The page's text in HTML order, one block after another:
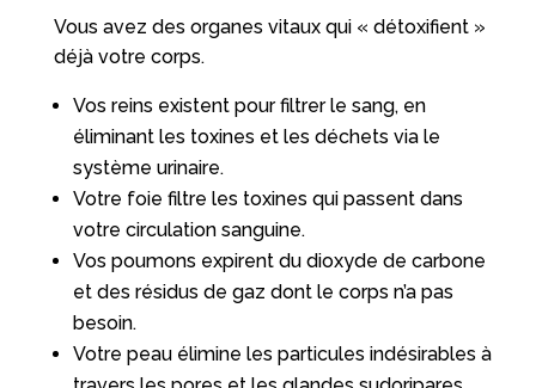
Vous avez des organes vitaux qui « détoxifient »
déjà votre corps.
Vos reins existent pour filtrer le sang, en
éliminant les toxines et les déchets via le
système urinaire.
Votre foie filtre les toxines qui passent dans
votre circulation sanguine.
Vos poumons expirent du dioxyde de carbone
et des résidus de gaz dont le corps n’a pas
besoin.
Votre peau élimine les particules indésirables à